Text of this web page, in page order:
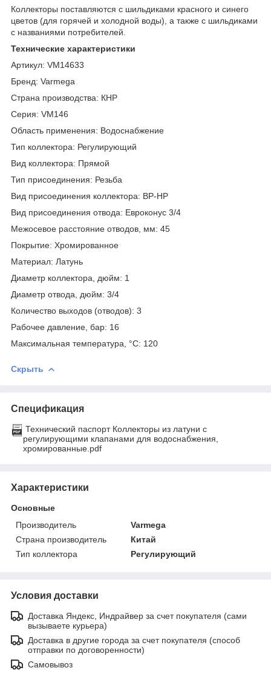
Коллекторы поставляются с шильдиками красного и синего
цветов (для горячей и холодной воды), а также с шильдиками
с названиями потребителей.
Технические характеристики
Артикул: VM14633
Бренд: Varmega
Страна производства: КНР
Серия: VM146
Область применения: Водоснабжение
Тип коллектора: Регулирующий
Вид коллектора: Прямой
Тип присоединения: Резьба
Вид присоединения коллектора: ВР-НР
Вид присоединения отвода: Евроконус 3/4
Межосевое расстояние отводов, мм: 45
Покрытие: Хромированное
Материал: Латунь
Диаметр коллектора, дюйм: 1
Диаметр отвода, дюйм: 3/4
Количество выходов (отводов): 3
Рабочее давление, бар: 16
Максимальная температура, °С: 120
Скрыть
Спецификация
Технический паспорт Коллекторы из латуни с
регулирующими клапанами для водоснабжения,
хромированные.pdf
Характеристики
Основные
Производитель
Varmega
Страна производитель
Китай
Тип коллектора
Регулирующий
Условия доставки
Доставка Яндекс, Индрайвер за счет покупателя (сами
вызываете курьера)
Доставка в другие города за счет покупателя (способ
отправки по договоренности)
Самовывоз